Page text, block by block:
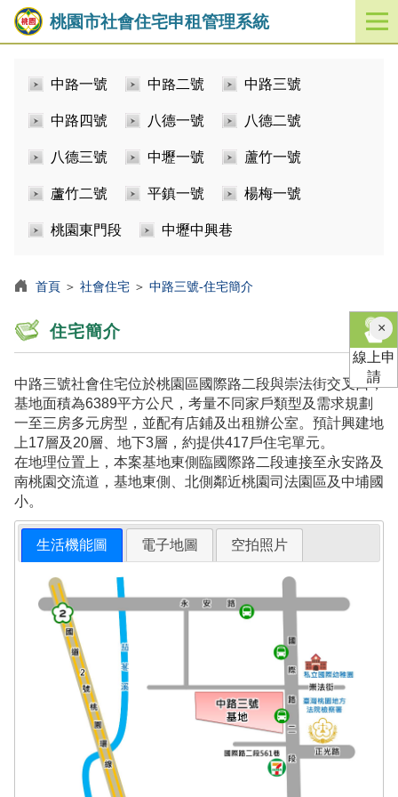
桃園市社會住宅申租管理系統
開
啟
中路一號 中路二號 中路三號
中路四號 八德一號 八德二號
八德三號 中壢一號 蘆竹一號
蘆竹二號 平鎮一號 楊梅一號
桃園東門段 中壢中興巷
首頁 ＞ 社會住宅 ＞ 中路三號-住宅簡介
住宅簡介
中路三號社會住宅位於桃園區國際路二段與崇法街交叉口，
基地面積為6389平方公尺，考量不同家戶類型及需求規劃
一至三房多元房型，並配有店鋪及出租辦公室。預計興建地
上17層及20層、地下3層，約提供417戶住宅單元。
在地理位置上，本案基地東側臨國際路二段連接至永安路及
南桃園交流道，基地東側、北側鄰近桃園司法園區及中埔國
小。
生活機能圖 電子地圖 空拍照片
×關
閉
線上申
請